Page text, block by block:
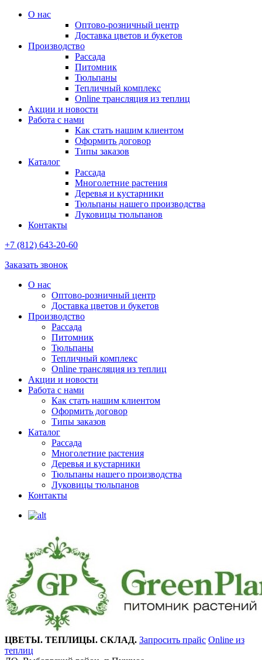
О нас
Оптово-розничный центр
Доставка цветов и букетов
Производство
Рассада
Питомник
Тюльпаны
Тепличный комплекс
Online трансляция из теплиц
Акции и новости
Работа с нами
Как стать нашим клиентом
Оформить договор
Типы заказов
Каталог
Рассада
Многолетние растения
Деревья и кустарники
Тюльпаны нашего производства
Луковицы тюльпанов
Контакты
+7 (812) 643-20-60
Заказать звонок
О нас
Оптово-розничный центр
Доставка цветов и букетов
Производство
Рассада
Питомник
Тюльпаны
Тепличный комплекс
Online трансляция из теплиц
Акции и новости
Работа с нами
Как стать нашим клиентом
Оформить договор
Типы заказов
Каталог
Рассада
Многолетние растения
Деревья и кустарники
Тюльпаны нашего производства
Луковицы тюльпанов
Контакты
ЦВЕТЫ. ТЕПЛИЦЫ. СКЛАД. Запросить прайс Online из
теплиц